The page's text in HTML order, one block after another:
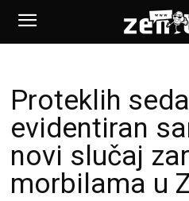
Proteklih
evidentiran
novi slučaj
morbilama u